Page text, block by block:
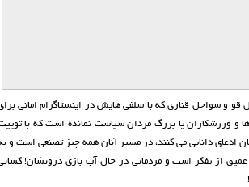
و سواحل قناری که با سلفی هایش در اینستاگرام امانی
و ورزشکاران یا بزرگ مردان سیاست نمانده است که با
ادعای دانایی می کنند، در مسیر آنان همه چیز تصنعی است و
از تفکر است و مردمانی در حال آب بازی درونشان!